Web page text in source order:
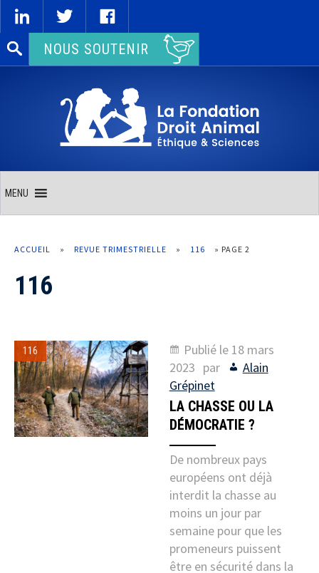
Rechercher :NOUS SOUTENIR
MENU
ACCUEIL » REVUE TRIMESTRIELLE » 116 » PAGE 2
116
116 Publié le 18 mars
2023 par
Alain
Grépinet
LA CHASSE OU LA
DÉMOCRATIE ?
De nombreux pays
européens ont déjà
interdit la chasse au
moins un jour par
semaine pour que les
promeneurs puissent
être en sécurité dans la